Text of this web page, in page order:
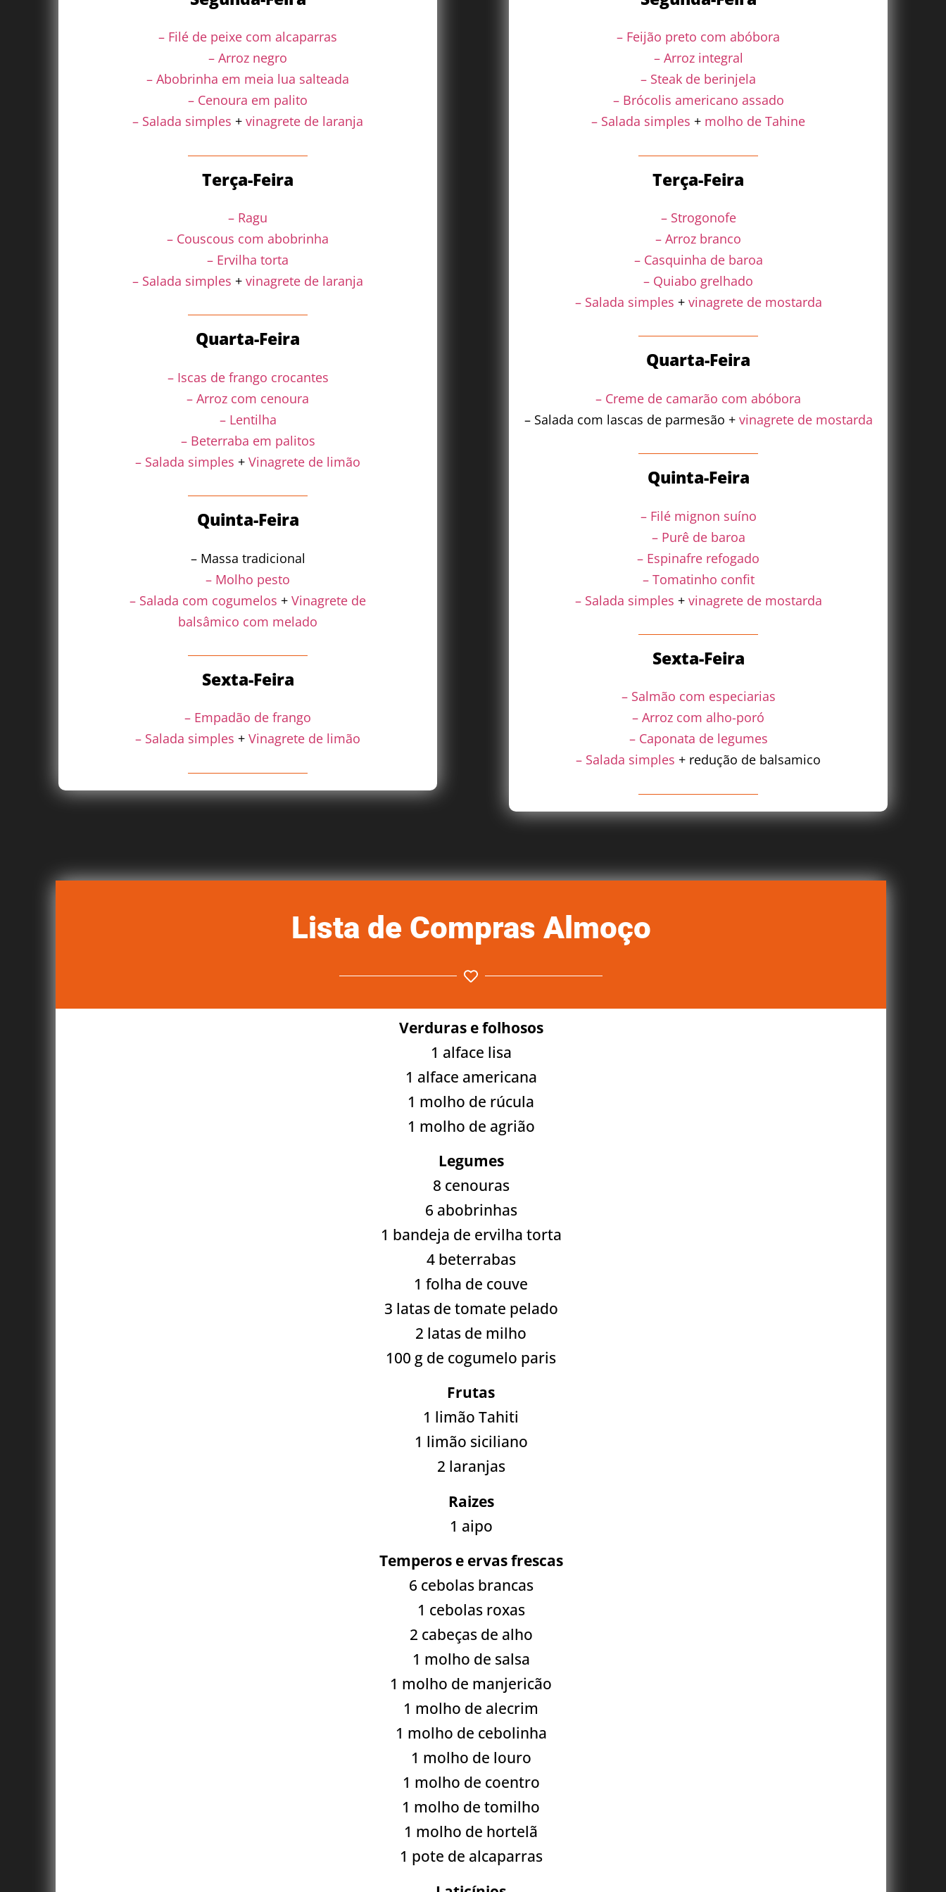
– Filé de peixe com alcaparras
– Arroz negro
– Abobrinha em meia lua salteada
– Cenoura em palito
– Salada simples + vinagrete de laranja
Terça-Feira
– Ragu
– Couscous com abobrinha
– Ervilha torta
– Salada simples + vinagrete de laranja
Quarta-Feira
– Iscas de frango crocantes
– Arroz com cenoura
– Lentilha
– Beterraba em palitos
– Salada simples + Vinagrete de limão
Quinta-Feira
– Massa tradicional
– Molho pesto
– Salada com cogumelos + Vinagrete de
balsâmico com melado
Sexta-Feira
– Empadão de frango
– Salada simples + Vinagrete de limão
– Feijão preto com abóbora
– Arroz integral
– Steak de berinjela
– Brócolis americano assado
– Salada simples + molho de Tahine
Terça-Feira
– Strogonofe
– Arroz branco
– Casquinha de baroa
– Quiabo grelhado
– Salada simples + vinagrete de mostarda
Quarta-Feira
– Creme de camarão com abóbora
– Salada com lascas de parmesão + vinagrete de mostarda
Quinta-Feira
– Filé mignon suíno
– Purê de baroa
– Espinafre refogado
– Tomatinho confit
– Salada simples + vinagrete de mostarda
Sexta-Feira
– Salmão com especiarias
– Arroz com alho-poró
– Caponata de legumes
– Salada simples + redução de balsamico
Lista de Compras Almoço
Verduras e folhosos
1 alface lisa
1 alface americana
1 molho de rúcula
1 molho de agrião
Legumes
8 cenouras
6 abobrinhas
1 bandeja de ervilha torta
4 beterrabas
1 folha de couve
3 latas de tomate pelado
2 latas de milho
100 g de cogumelo paris
Frutas
1 limão Tahiti
1 limão siciliano
2 laranjas
Raizes
1 aipo
Temperos e ervas frescas
6 cebolas brancas
1 cebolas roxas
2 cabeças de alho
1 molho de salsa
1 molho de manjericão
1 molho de alecrim
1 molho de cebolinha
1 molho de louro
1 molho de coentro
1 molho de tomilho
1 molho de hortelã
1 pote de alcaparras